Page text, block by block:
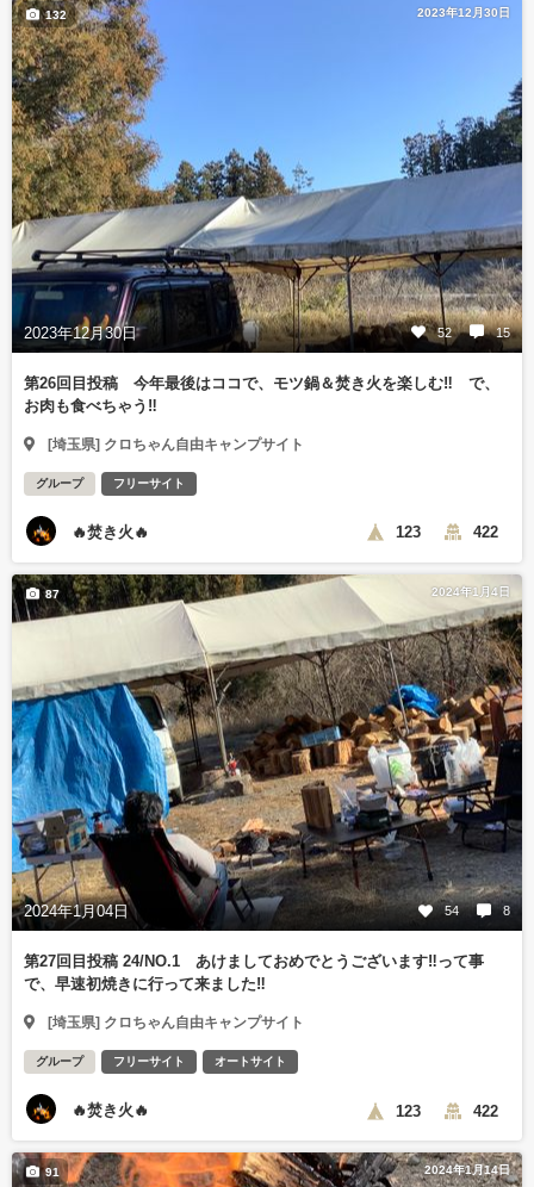
2023年12月30日
2023年12月30日 52 15
132
第26回目投稿 今年最後はココで、モツ鍋＆焚き火を楽しむ‼️ で、
お肉も食べちゃう‼️
[埼玉県] クロちゃん自由キャンプサイト
グループ フリーサイト
🔥焚き火🔥 123 422
2024年1月4日
2024年1月04日 54 8
87
第27回目投稿 24/NO.1 あけましておめでとうございます‼️って事
で、早速初焼きに行って来ました‼️
[埼玉県] クロちゃん自由キャンプサイト
グループ フリーサイト オートサイト
🔥焚き火🔥 123 422
2024年1月14日
91